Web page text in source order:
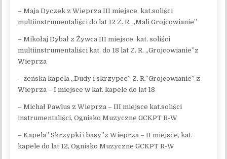
– Maja Dyczek z Wieprza III miejsce, kat.soliści
multiinstrumentaliści do lat 12 Z. R. „Mali Grojcowianie”
– Mikołaj Dybał z Żywca III miejsce. kat. soliści
multiinstrumentaliści kat. do 18 lat Z. R. „Grojcowianie”z
Wieprza
– żeńska kapela „Dudy i skrzypce” Z. R.”Grojcowianie” z
Wieprza – I miejsce w kat. kapele do lat 18
– Michał Pawlus z Wieprza – III miejsce kat.soliści
instrumentaliści, Ognisko Muzyczne GCKPT R-W
– Kapela” Skrzypki i basy”z Wieprza – II miejsce, kat.
kapele do lat 12, Ognisko Muzyczne GCKPT R-W